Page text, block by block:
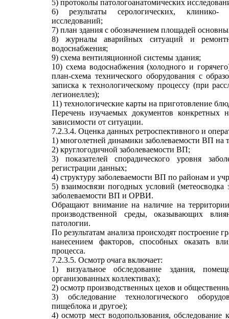
5) протоколы патологоанатомических
6) результаты серологических, клинико-
исследований;
7) план здания с обозначением площадей
8) журналы аварийных ситуаций и
водоснабжения;
9) схема вентиляционной системы здания;
10) схема водоснабжения (холодного и
план-схема технического оборудования с
записка к технологическому процессу (при
легионеллез);
11) технологические карты на приготовление
Перечень изучаемых документов конкретных
зависимости от ситуации.
7.2.3.4. Оценка данных ретроспективного и
1) многолетней динамики заболеваемости ВП на
2) круглогодичной заболеваемости ВП;
3) показателей спорадического уровня
регистрации данных;
4) структуру заболеваемости ВП по районам и
5) взаимосвязи погодных условий
заболеваемости ВП и ОРВИ.
Обращают внимание на наличие на
производственной среды, оказывающих
патологии.
По результатам анализа происходят построение
нанесением факторов, способных оказать
процесса.
7.2.3.5. Осмотр очага включает:
1) визуальное обследование здания,
организованных коллективах);
2) осмотр производственных цехов и
3) обследование технологического
пищеблока и другое);
4) осмотр мест водопользования, обследование